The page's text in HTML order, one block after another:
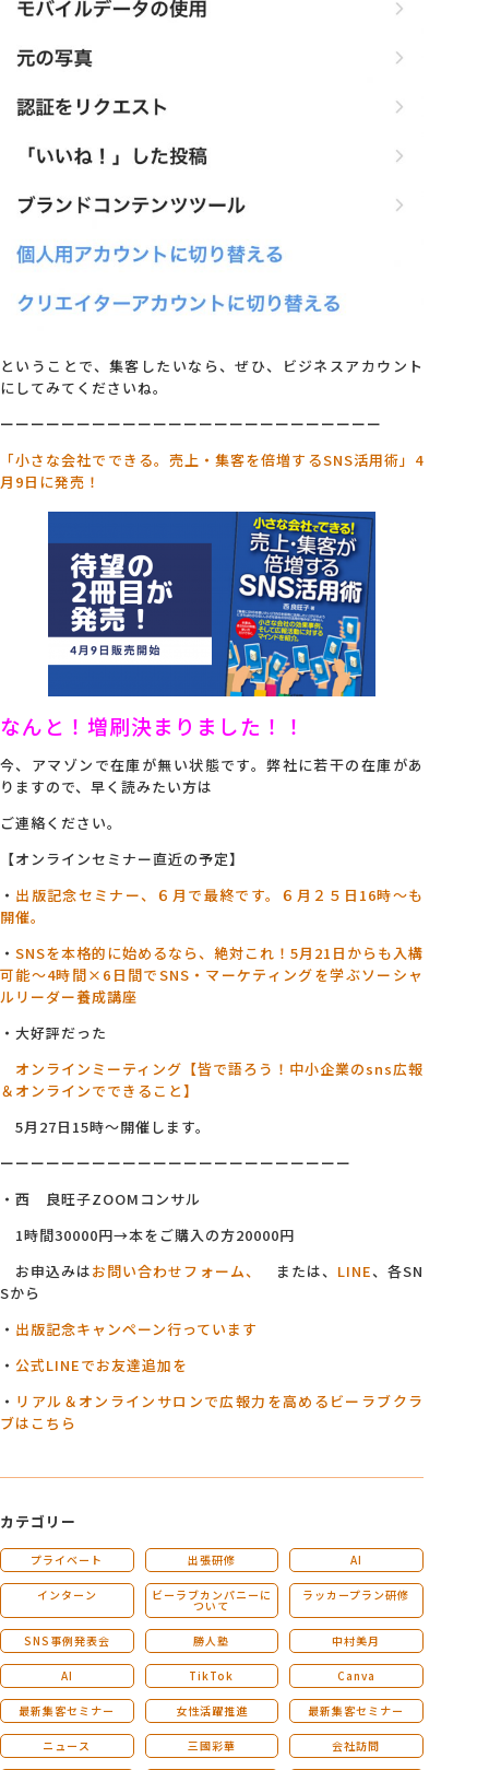
ということで、集客したいなら、ぜひ、ビジネスアカウント
にしてみてくださいね。
ーーーーーーーーーーーーーーーーーーーーーーーーー
「小さな会社でできる。売上・集客を倍増するSNS活用術」4
月9日に発売！
なんと！増刷決まりました！！
今、アマゾンで在庫が無い状態です。弊社に若干の在庫があ
りますので、早く読みたい方は
ご連絡ください。
【オンラインセミナー直近の予定】
・ 出版記念セミナー、６月で最終です。６月２５日16時～も
開催。
・ SNSを本格的に始めるなら、絶対これ！5月21日からも入構
可能～4時間×6日間でSNS・マーケティングを学ぶソーシャ
ルリーダー養成講座
・大好評だった
オンラインミーティング【皆で語ろう！中小企業のsns広報
＆オンラインでできること】
5月27日15時～開催します。
ーーーーーーーーーーーーーーーーーーーーーーー
・西 良旺子ZOOMコンサル
1時間30000円→本をご購入の方20000円
お申込みはお問い合わせフォーム、 または、 LINE、各SN
Sから
・ 出版記念キャンペーン行っています
・ 公式LINEでお友達追加を
・ リアル＆オンラインサロンで広報力を高めるビーラブクラ
ブはこちら
カテゴリー
プライベート 出張研修 AI
インターン ビーラブカンパニーに
ついて
ラッカープラン研修
SNS事例発表会 勝人塾 中村美月
AI TikTok Canva
最新集客セミナー 女性活躍推進 最新集客セミナー
ニュース 三國彩華 会社訪問